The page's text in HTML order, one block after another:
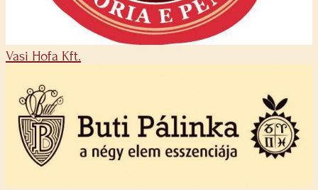
Vasi Hofa Kft.